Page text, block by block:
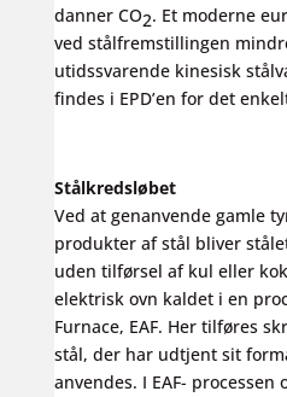
danner CO2. Et moderne
ved stålfremstillingen
utidssvarende kinesisk
findes i EPD’en for det
Stålkredsløbet
Ved at genanvende gamle
produkter af stål bliver
uden tilførsel af kul eller
elektrisk ovn kaldet i en
Furnace, EAF. Her tilføres
stål, der har udtjent sit
anvendes. I EAF-